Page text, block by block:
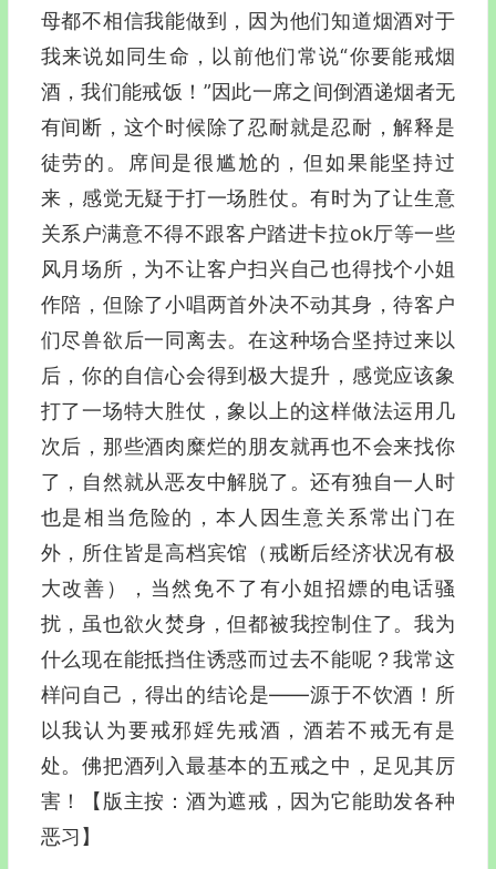
母都不相信我能做到，因为他们知道烟酒对于
我来说如同生命，以前他们常说“你要能戒烟
酒，我们能戒饭！”因此一席之间倒酒递烟者无
有间断，这个时候除了忍耐就是忍耐，解释是
徒劳的。席间是很尴尬的，但如果能坚持过
来，感觉无疑于打一场胜仗。有时为了让生意
关系户满意不得不跟客户踏进卡拉ok厅等一些
风月场所，为不让客户扫兴自己也得找个小姐
作陪，但除了小唱两首外决不动其身，待客户
们尽兽欲后一同离去。在这种场合坚持过来以
后，你的自信心会得到极大提升，感觉应该象
打了一场特大胜仗，象以上的这样做法运用几
次后，那些酒肉糜烂的朋友就再也不会来找你
了，自然就从恶友中解脱了。还有独自一人时
也是相当危险的，本人因生意关系常出门在
外，所住皆是高档宾馆（戒断后经济状况有极
大改善），当然免不了有小姐招嫖的电话骚
扰，虽也欲火焚身，但都被我控制住了。我为
什么现在能抵挡住诱惑而过去不能呢？我常这
样问自己，得出的结论是——源于不饮酒！所
以我认为要戒邪婬先戒酒，酒若不戒无有是
处。佛把酒列入最基本的五戒之中，足见其厉
害！【版主按：酒为遮戒，因为它能助发各种
恶习】